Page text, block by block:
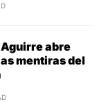
abre
mentiras del